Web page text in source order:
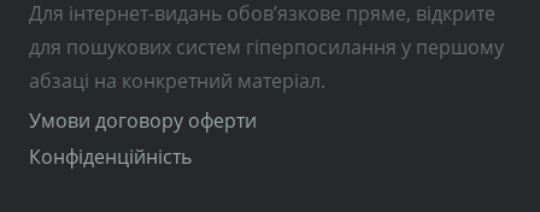
Для інтернет-видань обов’язкове пряме, відкрите
для пошукових систем гіперпосилання у першому
абзаці на конкретний матеріал.
Умови договору оферти
Конфіденційність